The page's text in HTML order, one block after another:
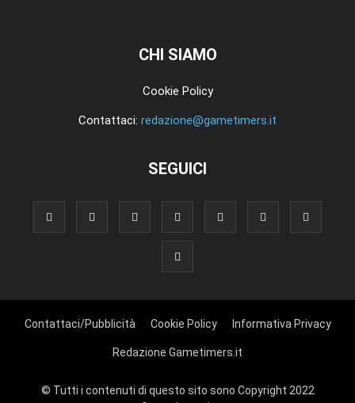
CHI SIAMO
Cookie Policy
Contattaci: redazione@gametimers.it
SEGUICI
Contattaci/Pubblicità Cookie Policy Informativa Privacy
Redazione Gametimers.it
© Tutti i contenuti di questo sito sono Copyright 2022